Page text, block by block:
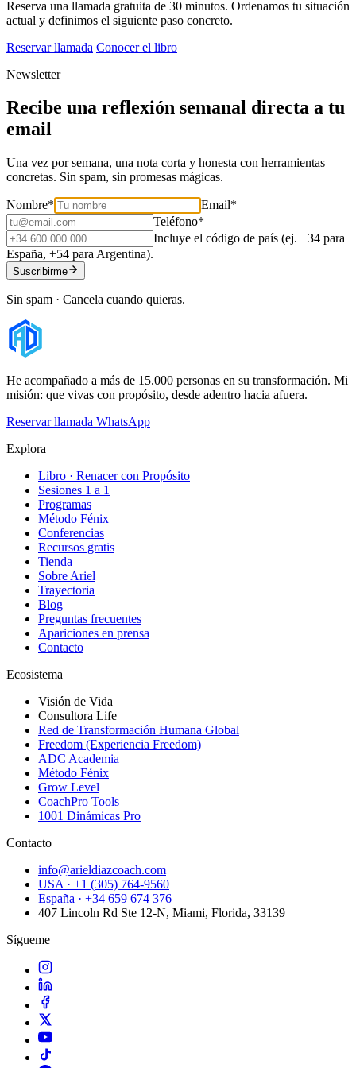
Reserva una llamada gratuita de 30 minutos. Ordenamos tu situación
actual y definimos el siguiente paso concreto.
Reservar llamada Conocer el libro
Newsletter
Recibe una reflexión semanal directa a tu
email
Una vez por semana, una nota corta y honesta con herramientas
concretas. Sin spam, sin promesas mágicas.
Nombre* Email*
Teléfono*
Incluye el código de país (ej. +34 para
España, +54 para Argentina).
Suscribirme
Sin spam · Cancela cuando quieras.
He acompañado a más de 15.000 personas en su transformación. Mi
misión: que vivas con propósito, desde adentro hacia afuera.
Reservar llamada WhatsApp
Explora
Libro · Renacer con Propósito
Sesiones 1 a 1
Programas
Método Fénix
Conferencias
Recursos gratis
Tienda
Sobre Ariel
Trayectoria
Blog
Preguntas frecuentes
Apariciones en prensa
Contacto
Ecosistema
Visión de Vida
Consultora Life
Red de Transformación Humana Global
Freedom (Experiencia Freedom)
ADC Academia
Método Fénix
Grow Level
CoachPro Tools
1001 Dinámicas Pro
Contacto
info@arieldiazcoach.com
USA · +1 (305) 764-9560
España · +34 659 674 376
407 Lincoln Rd Ste 12-N, Miami, Florida, 33139
Sígueme